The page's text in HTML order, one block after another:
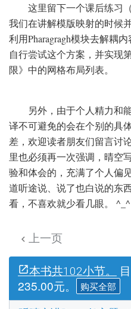
这里留下一个课后练习
我们在讲解模版映射的时候
利用Pharagragh模块去解耦
自行尝试这个方案，并实现
限》中的网格布局列表。
另外，由于个人精力和
译不可避免的会在个别的具
差，欢迎读者朋友们留言讨
里也必须再一次强调，晴空
验和体会的，充满了个人偏
道听途说、说了也白说的东
看，不喜欢就少看几眼。 ^_^
 上一页
本书共102小节。
235.00元。
购买全部